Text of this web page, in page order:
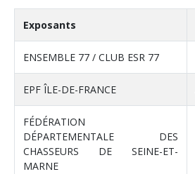
Exposants
ENSEMBLE 77 / CLUB ESR 77
EPF ÎLE-DE-FRANCE
FÉDÉRATION
DÉPARTEMENTALE DES
CHASSEURS DE SEINE-ET-
MARNE